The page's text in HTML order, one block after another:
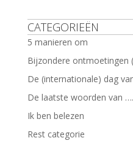
CATEGORIEËN
5 manieren om
Bijzondere ontmoetingen
De (internationale) dag
De laatste woorden van
Ik ben belezen
Rest categorie